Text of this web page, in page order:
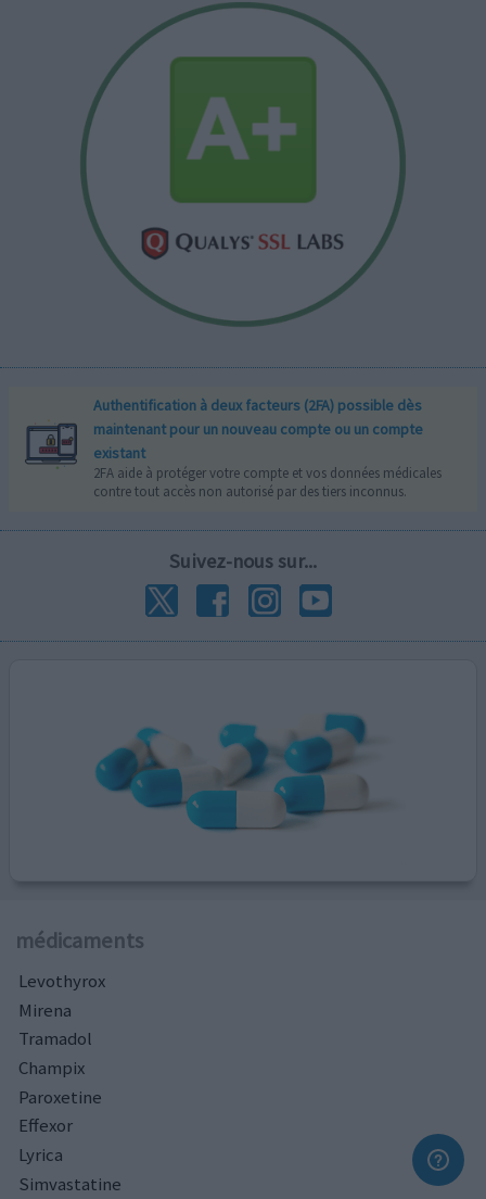
Authentification à deux facteurs (2FA) possible dès
maintenant pour un nouveau compte ou un compte
existant
2FA aide à protéger votre compte et vos données médicales
contre tout accès non autorisé par des tiers inconnus.
Suivez-nous sur...
médicaments
Levothyrox
Mirena
Tramadol
Champix
Paroxetine
Effexor
Lyrica
Simvastatine